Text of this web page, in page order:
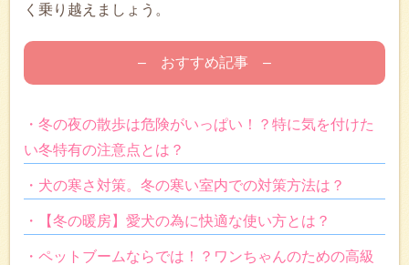
く乗り越えましょう。
– おすすめ記事 –
・冬の夜の散歩は危険がいっぱい！？特に気を付けた
い冬特有の注意点とは？
・犬の寒さ対策。冬の寒い室内での対策方法は？
・【冬の暖房】愛犬の為に快適な使い方とは？
・ペットブームならでは！？ワンちゃんのための高級